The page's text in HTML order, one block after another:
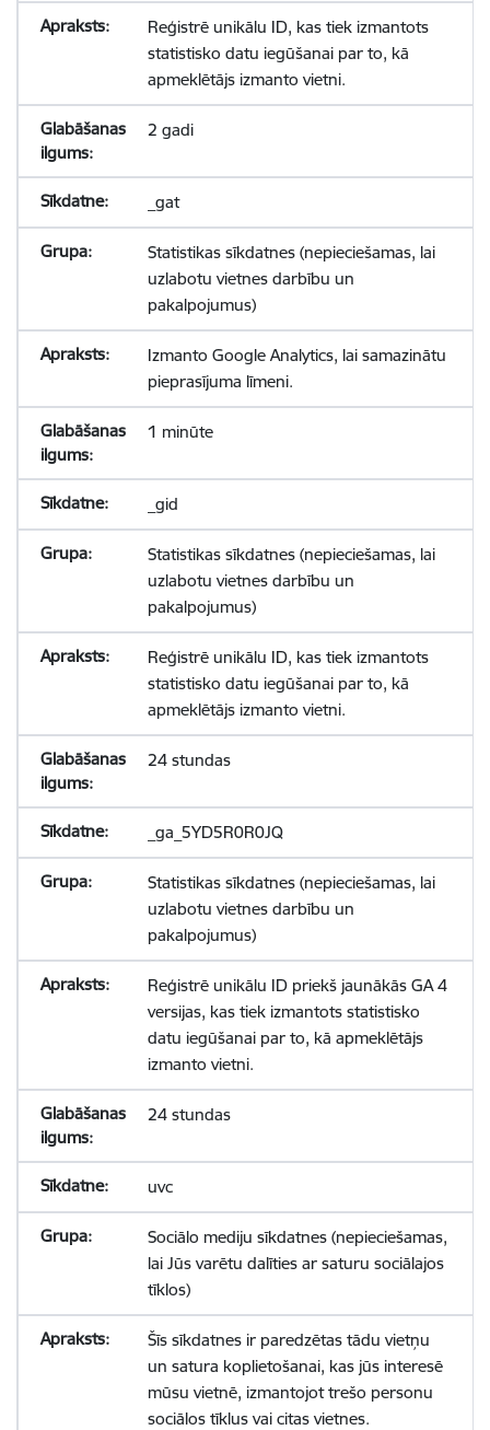
Reģistrē unikālu ID, kas tiek izmantots
statistisko datu iegūšanai par to, kā
apmeklētājs izmanto vietni.
2 gadi
_gat
Statistikas sīkdatnes (nepieciešamas, lai
uzlabotu vietnes darbību un
pakalpojumus)
Izmanto Google Analytics, lai samazinātu
pieprasījuma līmeni.
1 minūte
_gid
Statistikas sīkdatnes (nepieciešamas, lai
uzlabotu vietnes darbību un
pakalpojumus)
Reģistrē unikālu ID, kas tiek izmantots
statistisko datu iegūšanai par to, kā
apmeklētājs izmanto vietni.
24 stundas
_ga_5YD5R0R0JQ
Statistikas sīkdatnes (nepieciešamas, lai
uzlabotu vietnes darbību un
pakalpojumus)
Reģistrē unikālu ID priekš jaunākās GA 4
versijas, kas tiek izmantots statistisko
datu iegūšanai par to, kā apmeklētājs
izmanto vietni.
24 stundas
uvc
Sociālo mediju sīkdatnes (nepieciešamas,
lai Jūs varētu dalīties ar saturu sociālajos
tīklos)
Šīs sīkdatnes ir paredzētas tādu vietņu
un satura koplietošanai, kas jūs interesē
mūsu vietnē, izmantojot trešo personu
sociālos tīklus vai citas vietnes.